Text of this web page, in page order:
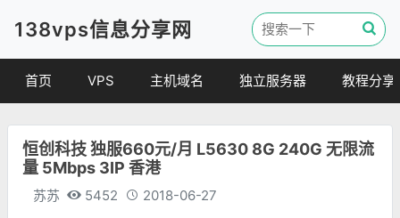
138vps信息分享网
首页 VPS
便宜VPS
VPS评测
主机域名
虚拟主机
独立服务器 教程分享
建站教程
恒创科技 独服660元/月 L5630 8G 240G 无限流
量 5Mbps 3IP 香港
苏苏 5452 2018-06-27